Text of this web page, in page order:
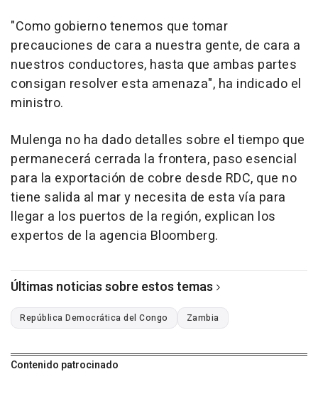
"Como gobierno tenemos que tomar
precauciones de cara a nuestra gente, de cara a
nuestros conductores, hasta que ambas partes
consigan resolver esta amenaza", ha indicado el
ministro.
Mulenga no ha dado detalles sobre el tiempo que
permanecerá cerrada la frontera, paso esencial
para la exportación de cobre desde RDC, que no
tiene salida al mar y necesita de esta vía para
llegar a los puertos de la región, explican los
expertos de la agencia Bloomberg.
Últimas noticias sobre estos temas
República Democrática del Congo Zambia
Contenido patrocinado